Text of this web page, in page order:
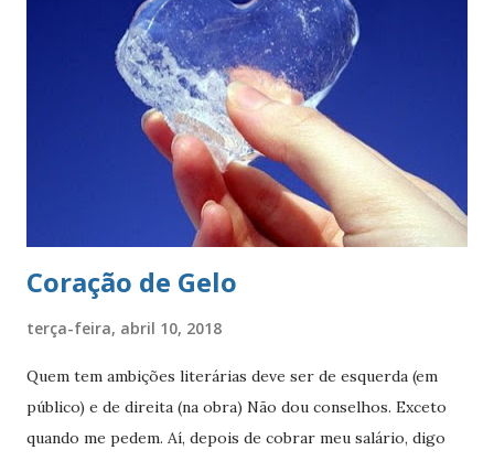
um pendão branco, de de quatro pontas farpadas,
ostentando a cruz da Ordem de Cristo. O pendão está
fixado em uma haste lanceada, em prata. Encimando o
escudo há uma coroa em ouro, com quatro torres, três
ameias, com uma porta cada. Suportes: dois ramos de café,
frutificados, na sua cor natural. Divisa: ‘Non ducor duco’
(não sou conduzido, conduzo). . A cr...
Coração de Gelo
terça-feira, abril 10, 2018
Quem tem ambições literárias deve ser de esquerda (em
público) e de direita (na obra) Não dou conselhos. Exceto
quando me pedem. Aí, depois de cobrar meu salário, digo